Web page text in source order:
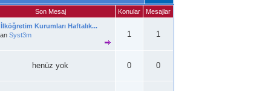
Son Mesaj Konular Mesajlar
İlköğretim Kurumları Haftalık...
Syst3m 1 1
henüz yok 0 0